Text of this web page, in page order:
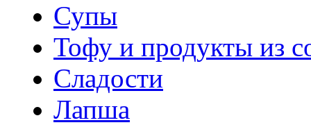
Супы
Тофу и продукты из
Сладости
Лапша